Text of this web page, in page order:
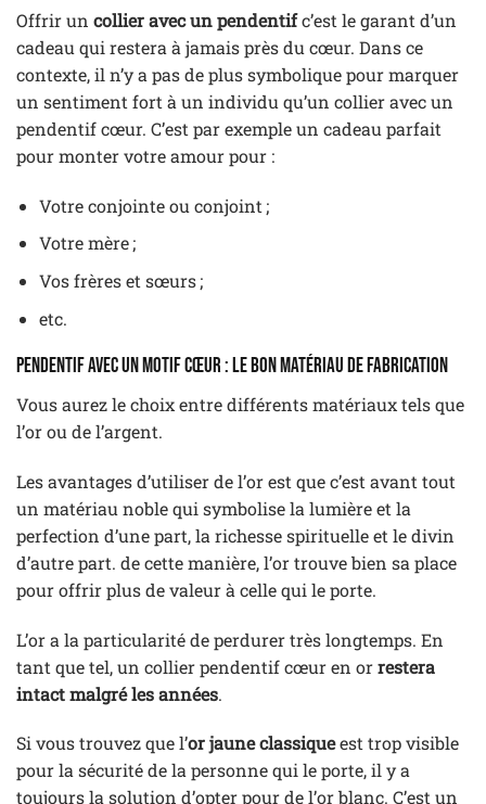
Offrir un collier avec un pendentifc’est le garant d’un
cadeau qui restera à jamais près du cœur. Dans ce
contexte, il n’y a pas de plus symbolique pour marquer
un sentiment fort à un individu qu’un collier avec un
pendentif cœur. C’est par exemple un cadeau parfait
pour monter votre amour pour :
Votre conjointe ou conjoint ;
Votre mère ;
Vos frères et sœurs ;
etc.
Pendentif avec un motif cœur : le bon matériau de fabrication
Vous aurez le choix entre différents matériaux tels que
l’or ou de l’argent.
Les avantages d’utiliser de l’or est que c’est avant tout
un matériau noble qui symbolise la lumière et la
perfection d’une part, la richesse spirituelle et le divin
d’autre part. de cette manière, l’or trouve bien sa place
pour offrir plus de valeur à celle qui le porte.
L’or a la particularité de perdurer très longtemps. En
tant que tel, un collier pendentif cœur en orrestera
intact malgré les années.
Si vous trouvez que l’or jaune classiqueest trop visible
pour la sécurité de la personne qui le porte, il y a
toujours la solution d’opter pour de l’or blanc. C’est un